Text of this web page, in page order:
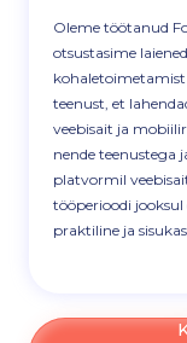
Oleme töötanud
otsustasime
kohaletoimetamist
teenust, et
veebisait ja
nende teenustega
platvormil
tööperioodi jooksul
praktiline ja